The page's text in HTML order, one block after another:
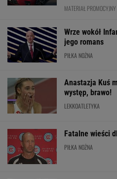
MATERIAŁ PROMOCYJNY
Wrze wokół
jego romans
PIŁKA NOŻNA
Anastazja Kuś
występ, brawo!
LEKKOATLETYKA
Fatalne wieści
PIŁKA NOŻNA